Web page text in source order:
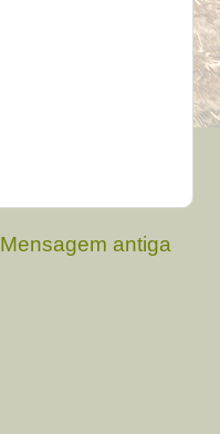
Mensagem antiga